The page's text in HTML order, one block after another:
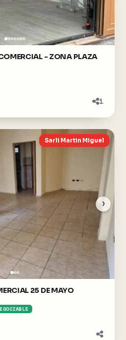
- ZONA PLAZA
1
›
Sarli Martin Miguel
25 DE MAYO